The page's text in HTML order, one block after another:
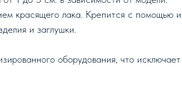
красящего лака. Крепится с помощью
и заглушки.
оборудования, что